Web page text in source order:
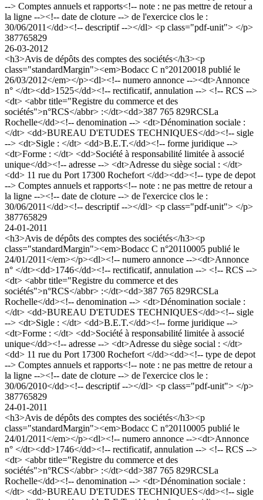
--> Comptes annuels et rapports<!-- note : ne pas mettre de retour a
la ligne --><!-- date de cloture --> de l'exercice clos le :
30/06/2011</dd><!-- descriptif --></dl> <p class="pdf-unit"> </p>
387765829
26-03-2012
<h3>Avis de dépôts des comptes des sociétés</h3><p
class="standardMargin"><em>Bodacc C n°20120018 publié le
26/03/2012</em></p><dl><!-- numero annonce --><dt>Annonce
n° </dt><dd>1525</dd><!-- rectificatif, annulation --> <!-- RCS -->
<dt> <abbr title="Registre du commerce et des
sociétés">n°RCS</abbr> :</dt><dd>387 765 829RCSLa
Rochelle</dd><!-- denomination --> <dt>Dénomination sociale :
</dt> <dd>BUREAU D'ETUDES TECHNIQUES</dd><!-- sigle
--> <dt>Sigle : </dt> <dd>B.E.T.</dd><!-- forme juridique -->
<dt>Forme : </dt> <dd>Société à responsabilité limitée à associé
unique</dd><!-- adresse --> <dt>Adresse du siège social : </dt>
<dd> 11 rue du Port 17300 Rochefort </dd><dd><!-- type de depot
--> Comptes annuels et rapports<!-- note : ne pas mettre de retour a
la ligne --><!-- date de cloture --> de l'exercice clos le :
30/06/2011</dd><!-- descriptif --></dl> <p class="pdf-unit"> </p>
387765829
24-01-2011
<h3>Avis de dépôts des comptes des sociétés</h3><p
class="standardMargin"><em>Bodacc C n°20110005 publié le
24/01/2011</em></p><dl><!-- numero annonce --><dt>Annonce
n° </dt><dd>1746</dd><!-- rectificatif, annulation --> <!-- RCS -->
<dt> <abbr title="Registre du commerce et des
sociétés">n°RCS</abbr> :</dt><dd>387 765 829RCSLa
Rochelle</dd><!-- denomination --> <dt>Dénomination sociale :
</dt> <dd>BUREAU D'ETUDES TECHNIQUES</dd><!-- sigle
--> <dt>Sigle : </dt> <dd>B.E.T.</dd><!-- forme juridique -->
<dt>Forme : </dt> <dd>Société à responsabilité limitée à associé
unique</dd><!-- adresse --> <dt>Adresse du siège social : </dt>
<dd> 11 rue du Port 17300 Rochefort </dd><dd><!-- type de depot
--> Comptes annuels et rapports<!-- note : ne pas mettre de retour a
la ligne --><!-- date de cloture --> de l'exercice clos le :
30/06/2010</dd><!-- descriptif --></dl> <p class="pdf-unit"> </p>
387765829
24-01-2011
<h3>Avis de dépôts des comptes des sociétés</h3><p
class="standardMargin"><em>Bodacc C n°20110005 publié le
24/01/2011</em></p><dl><!-- numero annonce --><dt>Annonce
n° </dt><dd>1746</dd><!-- rectificatif, annulation --> <!-- RCS -->
<dt> <abbr title="Registre du commerce et des
sociétés">n°RCS</abbr> :</dt><dd>387 765 829RCSLa
Rochelle</dd><!-- denomination --> <dt>Dénomination sociale :
</dt> <dd>BUREAU D'ETUDES TECHNIQUES</dd><!-- sigle